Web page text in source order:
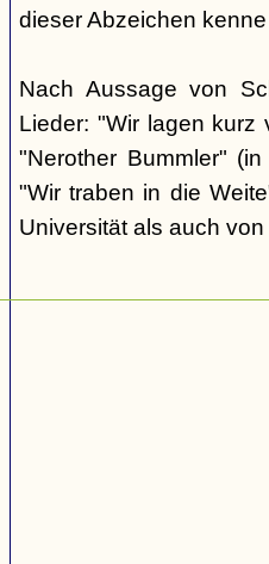
dieser Abzeichen
Nach Aussage von
Lieder: "Wir lagen kurz
"Nerother Bummler"
"Wir traben in die
Universität als auch